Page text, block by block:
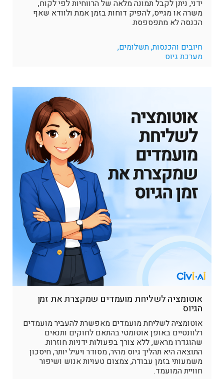
ידני, ניתן לקבל תמונה מלאה של הרווחיות לפי לקוח,
משרה או מגייס, להפיק דוחות בזמן אמת ולוודא שאף
הכנסה לא מתפספסת.
חיובים והכנסות, תשלומים,
מערכת גיוס
אוטומציה לשליחת מועמדים שמקצרת את זמן
הגיוס
אוטומציה לשליחת מועמדים מאפשרת להעביר מועמדים
רלוונטיים באופן אוטומטי בהתאם לחוקים ותנאים
שהוגדרו מראש, ללא צורך בפעולות ידניות חוזרות.
התוצאה היא תהליך גיוס מהיר, מסודר ויעיל יותר, חיסכון
משמעותי בזמן עבודה, צמצום טעויות אנוש ושיפור
חוויית המועמד.